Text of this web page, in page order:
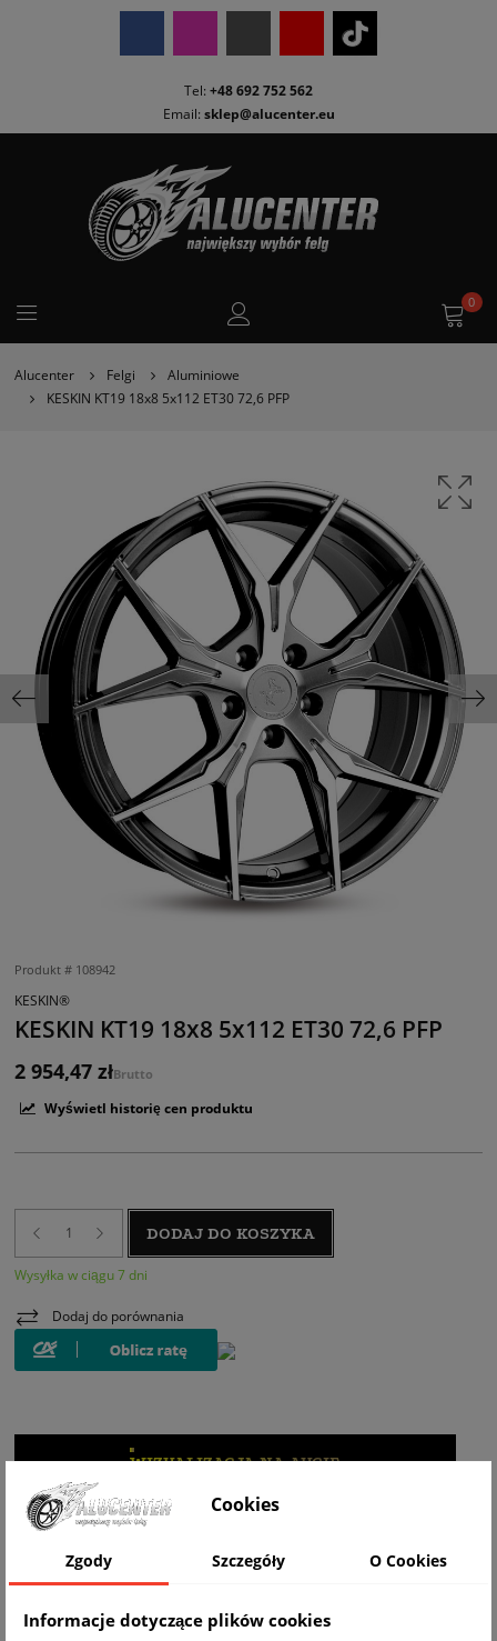
Tel: +48 692 752 562
Email: sklep@alucenter.eu
0
Alucenter Felgi
Aluminiowe
KESKIN KT19 18x8 5x112 ET30 72,6 PFP
Produkt # 108942
KESKIN®
KESKIN KT19 18x8 5x112 ET30 72,6 PFP
2 954,47 złBrutto
Wyświetl historię cen produktu
DODAJ DO KOSZYKA
Wysyłka w ciągu 7 dni
Dodaj do porównania
WIZUALIZACJA NA AUCIE
Cookies
Zgody Szczegóły O Cookies
Informacje dotyczące plików cookies